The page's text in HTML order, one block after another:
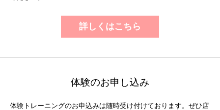
詳しくはこちら
体験のお申し込み
体験トレーニングのお申込みは随時受け付けております。ぜひ店